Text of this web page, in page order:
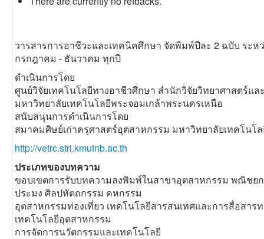
วารสารการอาชีวะและเทคนิคศึกษา จัดพิมพ์ปีละ 2 ฉบับ ระห
กรกฎาคม - ธันวาคม ทุกปี
ดำเนินการโดย
ศูนย์วิจัยเทคโนโลยีทางอาชีวศึกษา สำนักวิจัยวิทยาศาสตร์แล
มหาวิทยาลัยเทคโนโลยีพระจอมเกล้าพระนครเหนือ
สนับสนุนการดำเนินการโดย
สมาคมศิษย์เก่าครุศาสตร์อุตสาหกรรม มหาวิทยาลัยเทคโนโ
http://vetrc.stri.kmutnb.ac.th
ประเภทของบทความ
ขอบเขตการรับบทความลงพิมพ์ในสาขาอุตสาหกรรม พณิชย
ประมง ศิลปหัตถกรรม คหกรรม
อุตสาหกรรมท่องเที่ยว เทคโนโลยีสารสนเทศและการสื่อสา
เทคโนโลยีอุตสาหกรรม
การจัดการนวัตกรรมและเทคโนโลยี